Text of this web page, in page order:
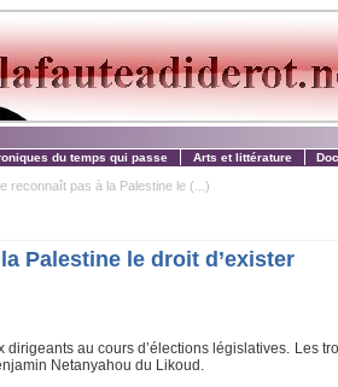
du temps qui passe Arts et littérature
reconnaît pas à la Palestine le (...)
Palestine le droit d’exister
au cours d’élections législatives. Les
Netanyahou du Likoud.